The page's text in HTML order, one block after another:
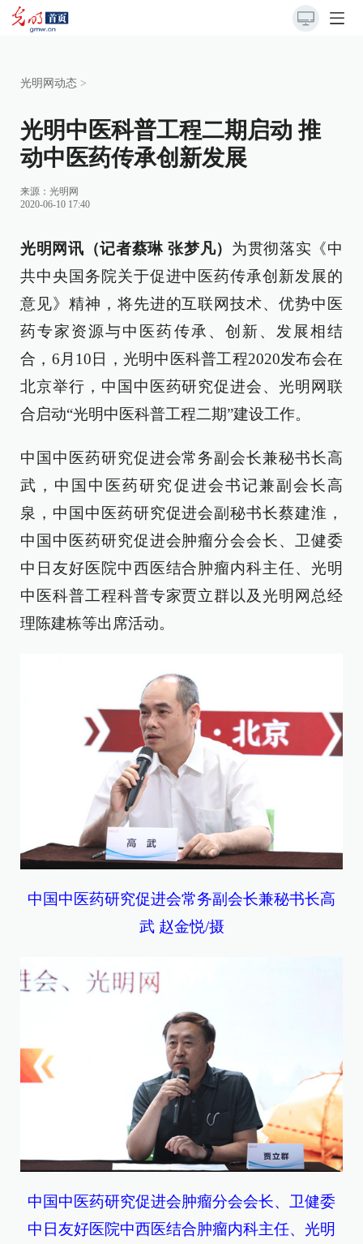
光明网动态 >
光明中医科普工程二期启动 推
动中医药传承创新发展
来源： 光明网
2020-06-10 17:40
光明网讯（记者蔡琳 张梦凡） 为贯彻落实《中
共中央国务院关于促进中医药传承创新发展的
意见》精神，将先进的互联网技术、优势中医
药专家资源与中医药传承、创新、发展相结
合，6月10日，光明中医科普工程2020发布会在
北京举行，中国中医药研究促进会、光明网联
合启动“光明中医科普工程二期”建设工作。
中国中医药研究促进会常务副会长兼秘书长高
武，中国中医药研究促进会书记兼副会长高
泉，中国中医药研究促进会副秘书长蔡建淮，
中国中医药研究促进会肿瘤分会会长、卫健委
中日友好医院中西医结合肿瘤内科主任、光明
中医科普工程科普专家贾立群以及光明网总经
理陈建栋等出席活动。
中国中医药研究促进会常务副会长兼秘书长高
武 赵金悦/摄
中国中医药研究促进会肿瘤分会会长、卫健委
中日友好医院中西医结合肿瘤内科主任、光明